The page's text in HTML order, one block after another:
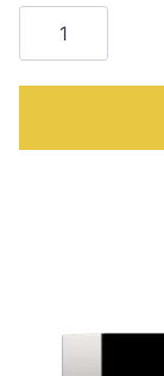
Cantitate
P13EN10010
ENTRY
8